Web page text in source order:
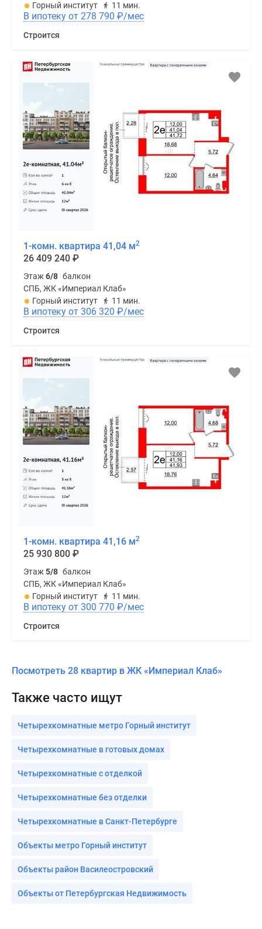
Горный институт
11 мин.
В ипотеку от 278 790 ₽/мес
Строится
1-комн. квартира 41,04 м2
26 409 240 ₽
Этаж6/8 балкон
СПБ, ЖК «Империал Клаб»
Горный институт
11 мин.
В ипотеку от 306 320 ₽/мес
Строится
1-комн. квартира 41,16 м2
25 930 800 ₽
Этаж5/8 балкон
СПБ, ЖК «Империал Клаб»
Горный институт
11 мин.
В ипотеку от 300 770 ₽/мес
Строится
Посмотреть 28 квартир в ЖК «Империал Клаб»
Также часто ищут
Четырехкомнатные метро Горный институт
Четырехкомнатные в готовых домах
Четырехкомнатные с отделкой
Четырехкомнатные без отделки
Четырехкомнатные в Санкт-Петербурге
Объекты метро Горный институт
Объекты район Василеостровский
Объекты от Петербургская Недвижимость